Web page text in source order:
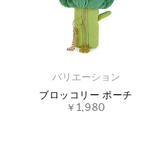
バリエーション
ブロッコリー ポーチ
￥1,980